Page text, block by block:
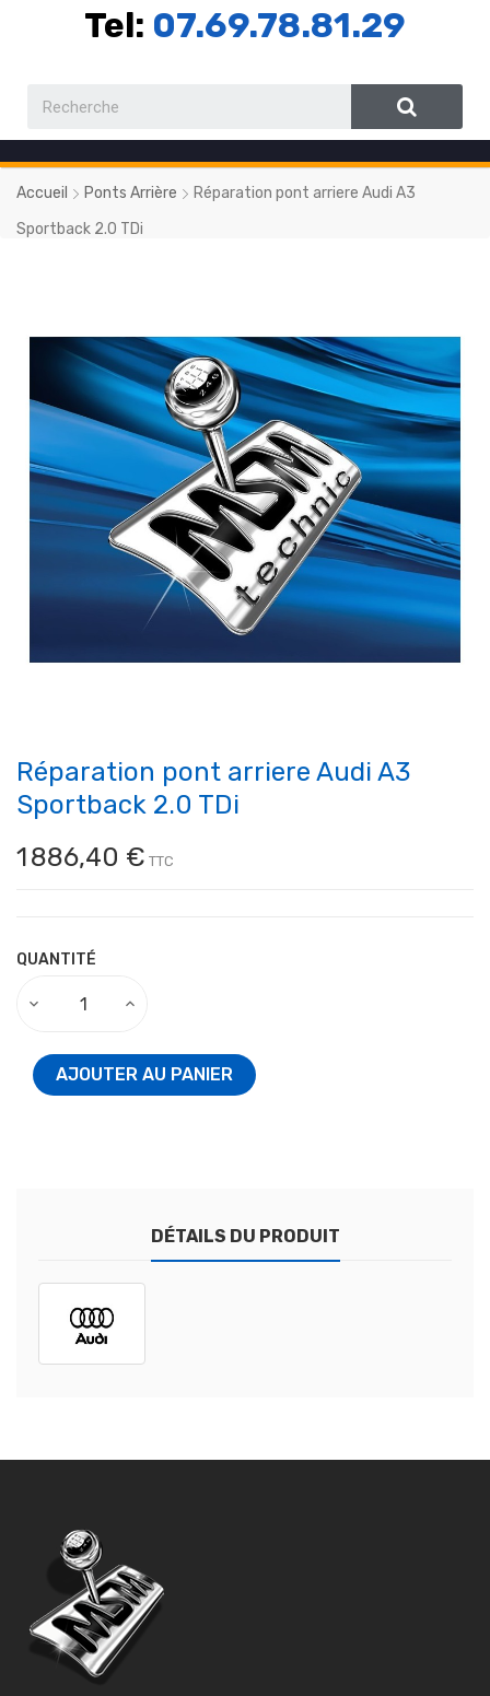
Tel: 07.69.78.81.29
Accueil Ponts Arrière
Réparation pont arriere Audi A3
Sportback 2.0 TDi
Réparation pont arriere Audi A3
Sportback 2.0 TDi
1 886,40 € TTC
QUANTITÉ
AJOUTER AU PANIER
DÉTAILS DU PRODUIT